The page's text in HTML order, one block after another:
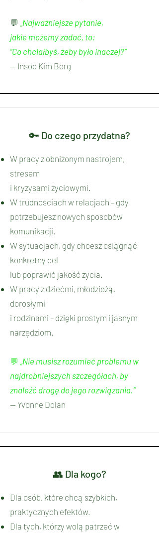
💬 „Najważniejsze pytanie,
jakie możemy zadać, to:
"Co chciałbyś, żeby było inaczej?”
— Insoo Kim Berg
🔑 Do czego przydatna?
W pracy z obniżonym nastrojem,
stresem
i kryzysami życiowymi.
W trudnościach w relacjach – gdy
potrzebujesz nowych sposobów
komunikacji.
W sytuacjach, gdy chcesz osiągnąć
konkretny cel
lub poprawić jakość życia.
W pracy z dziećmi, młodzieżą,
dorosłymi
i rodzinami – dzięki prostym i jasnym
narzędziom.
💬 „Nie musisz rozumieć problemu w
najdrobniejszych szczegółach, by
znaleźć drogę do jego rozwiązania.”
— Yvonne Dolan
👥 Dla kogo?
Dla osób, które chcą szybkich,
praktycznych efektów.
Dla tych, którzy wolą patrzeć w